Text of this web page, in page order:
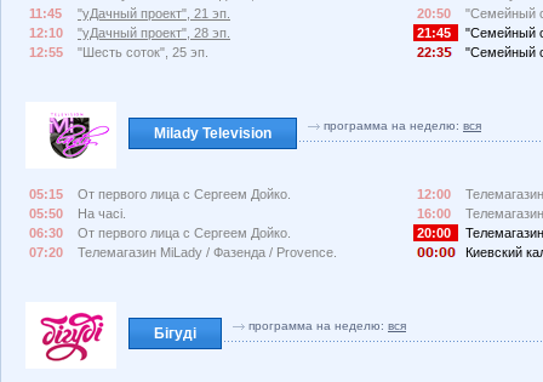
11:45
"уДачный проект", 21 эп.
12:10
"уДачный проект", 28 эп.
12:55
"Шесть соток", 25 эп.
20:50
"Семейный
21:45
"Семейный
22:3
"Семейный
Milady Television программа на неделю: вся
05:15
От первого лица с Сергеем Дойко.
05:50
На часі.
06:30
От первого лица с Сергеем Дойко.
07:20
Телемагазин MiLady / Фазенда / Provence.
12:00
16:00
20:00
:
Киевский
Бігуді программа на неделю: вся